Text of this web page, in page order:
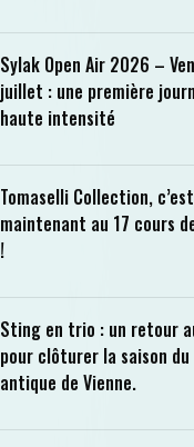
Sylak Open Air 2026 –
juillet : une première
haute intensité
Tomaselli Collection, c’est
maintenant au 17 cours
!
Sting en trio : un retour
pour clôturer la saison
antique de Vienne.